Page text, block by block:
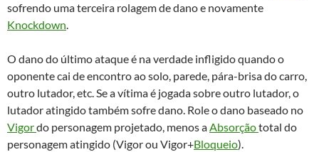
sofrendo uma terceira rolagem de dano e novamente
Knockdown.
O dano do último ataque é na verdade infligido quando o
oponente cai de encontro ao solo, parede, pára-brisa do carro,
outro lutador, etc. Se a vítima é jogada sobre outro lutador, o
lutador atingido também sofre dano. Role o dano baseado no
Vigordo personagem projetado, menos aAbsorçãototal do
personagem atingido (Vigor ou Vigor+Bloqueio).